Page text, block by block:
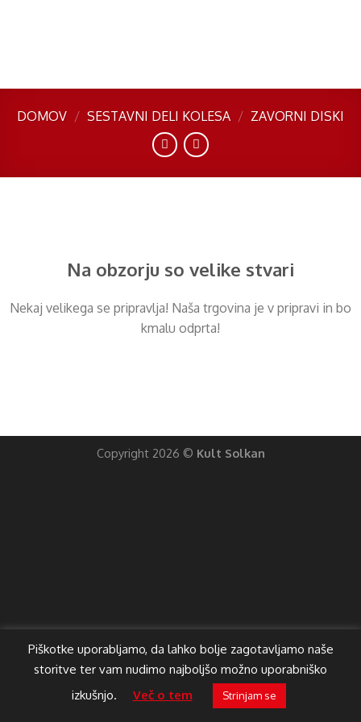
DOMOV / SESTAVNI DELI KOLESA / ZAVORNI DISKI
Na obzorju so velike stvari
Nekaj ​​velikega se pripravlja! Naša trgovina je v pripravi in ​​bo
kmalu odprta!
Piškotke uporabljamo, da lahko bolje zagotavljamo naše
storitve ter vam nudimo najboljšo možno uporabniško
izkušnjo.
Več o tem Strinjam se
Copyright 2026 © Kult Solkan